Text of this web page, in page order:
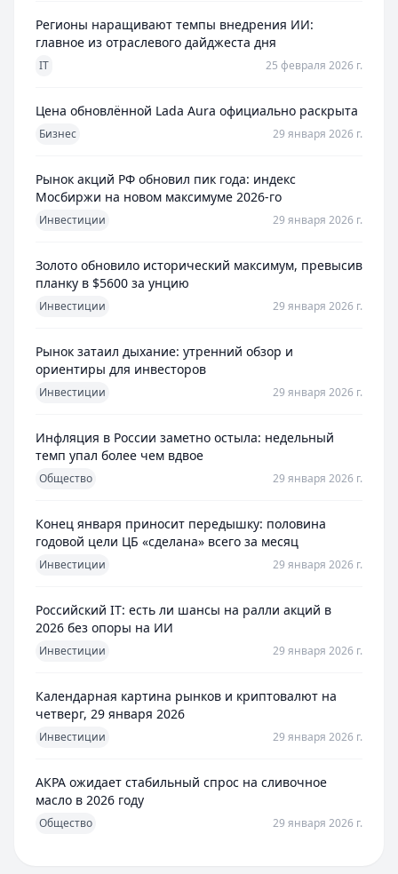
Регионы наращивают темпы внедрения ИИ:
главное из отраслевого дайджеста дня
IT 25 февраля 2026 г.
Цена обновлённой Lada Aura официально раскрыта
Бизнес 29 января 2026 г.
Рынок акций РФ обновил пик года: индекс
Мосбиржи на новом максимуме 2026-го
Инвестиции 29 января 2026 г.
Золото обновило исторический максимум, превысив
планку в $5600 за унцию
Инвестиции 29 января 2026 г.
Рынок затаил дыхание: утренний обзор и
ориентиры для инвесторов
Инвестиции 29 января 2026 г.
Инфляция в России заметно остыла: недельный
темп упал более чем вдвое
Общество 29 января 2026 г.
Конец января приносит передышку: половина
годовой цели ЦБ «сделана» всего за месяц
Инвестиции 29 января 2026 г.
Российский IT: есть ли шансы на ралли акций в
2026 без опоры на ИИ
Инвестиции 29 января 2026 г.
Календарная картина рынков и криптовалют на
четверг, 29 января 2026
Инвестиции 29 января 2026 г.
АКРА ожидает стабильный спрос на сливочное
масло в 2026 году
Общество 29 января 2026 г.